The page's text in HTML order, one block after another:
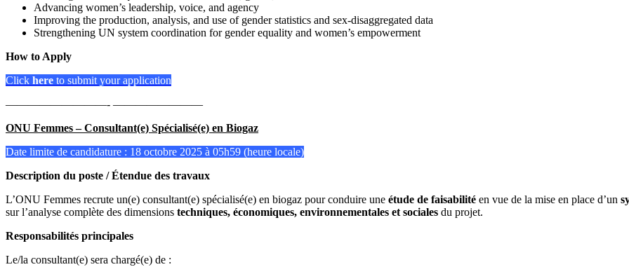
Advancing women’s leadership, voice, and agency
Improving the production, analysis, and use of gender statistics and sex-disaggregated data
Strengthening UN system coordination for gender equality and women’s empowerment
How to Apply
Click here to submit your application
—————————- ————————
ONU Femmes – Consultant(e) Spécialisé(e) en Biogaz
Date limite de candidature : 18 octobre 2025 à 05h59 (heure locale)
Description du poste / Étendue des travaux
L’ONU Femmes recrute un(e) consultant(e) spécialisé(e) en biogaz pour conduire une étude de faisabilité en vue de la mise en place d’un
sur l’analyse complète des dimensions techniques, économiques, environnementales et sociales du projet.
Responsabilités principales
Le/la consultant(e) sera chargé(e) de :